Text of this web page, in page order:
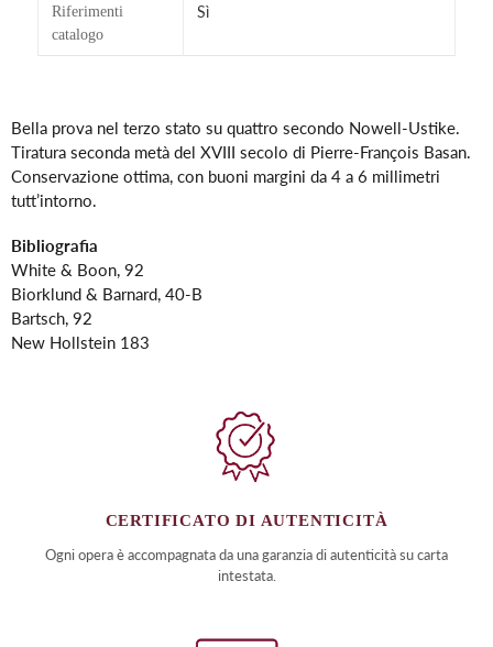
Riferimenti
catalogo
Sì
prodotto
nel
carrello
Bella prova nel terzo stato su quattro secondo Nowell-Ustike.
Tiratura seconda metà del XVIII secolo di Pierre-François Basan.
Conservazione ottima, con buoni margini da 4 a 6 millimetri
tutt’intorno.
Bibliografia
White & Boon, 92
Biorklund & Barnard, 40-B
Bartsch, 92
New Hollstein 183
CERTIFICATO DI AUTENTICITÀ
Ogni opera è accompagnata da una garanzia di autenticità su carta
intestata.